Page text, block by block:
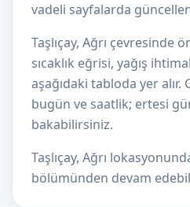
vadeli sayfalarda
Taşlıçay, Ağrı çevresinde
sıcaklık eğrisi, yağış
aşağıdaki tabloda yer alır.
bugün ve saatlik; ertesi
bakabilirsiniz.
Taşlıçay, Ağrı
bölümünden devam